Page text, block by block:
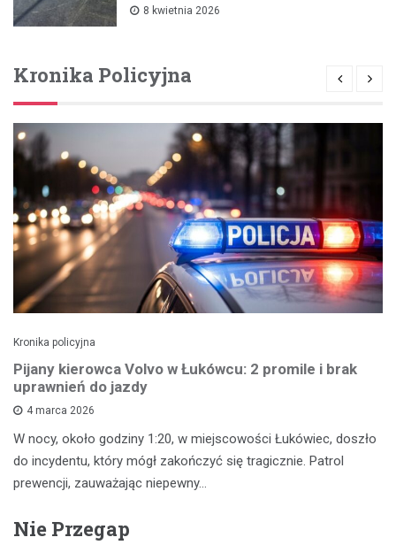
8 kwietnia 2026
Kronika Policyjna
Kronika policyjna
Pijany kierowca Volvo w Łukówcu: 2 promile i brak
uprawnień do jazdy
4 marca 2026
W nocy, około godziny 1:20, w miejscowości Łukówiec, doszło
do incydentu, który mógł zakończyć się tragicznie. Patrol
prewencji, zauważając niepewny…
Nie Przegap